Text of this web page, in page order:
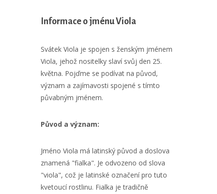
Informace o jménu Viola
Svátek Viola je spojen s ženským jménem
Viola, jehož nositelky slaví svůj den 25.
května. Pojďme se podívat na původ,
význam a zajímavosti spojené s tímto
půvabným jménem.
Původ a význam:
Jméno Viola má latinský původ a doslova
znamená "fialka". Je odvozeno od slova
"viola", což je latinské označení pro tuto
kvetoucí rostlinu. Fialka je tradičně